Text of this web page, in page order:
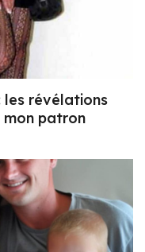
les révélations
patron